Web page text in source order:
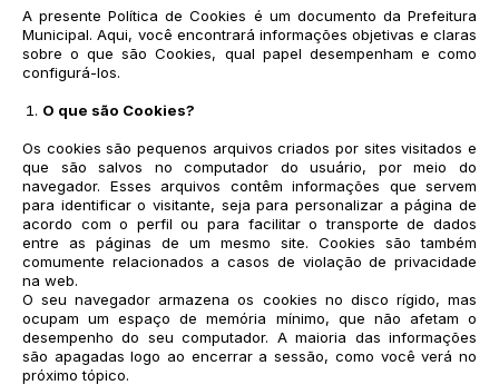
A presente Política de Cookies é um documento da Prefeitura
Municipal. Aqui, você encontrará informações objetivas e claras
sobre o que são Cookies, qual papel desempenham e como
configurá-los.
O que são Cookies?
Os cookies são pequenos arquivos criados por sites visitados e
que são salvos no computador do usuário, por meio do
navegador. Esses arquivos contêm informações que servem
para identificar o visitante, seja para personalizar a página de
acordo com o perfil ou para facilitar o transporte de dados
entre as páginas de um mesmo site. Cookies são também
comumente relacionados a casos de violação de privacidade
na web.
O seu navegador armazena os cookies no disco rígido, mas
ocupam um espaço de memória mínimo, que não afetam o
desempenho do seu computador. A maioria das informações
são apagadas logo ao encerrar a sessão, como você verá no
próximo tópico.